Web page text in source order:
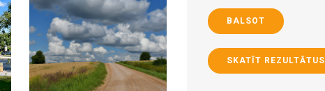
BALSOT
SKATĪT REZULTĀTUS